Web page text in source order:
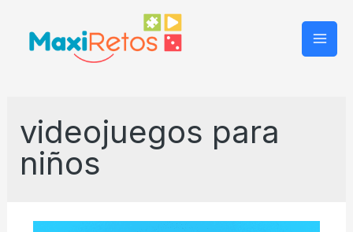
videojuegos para
niños